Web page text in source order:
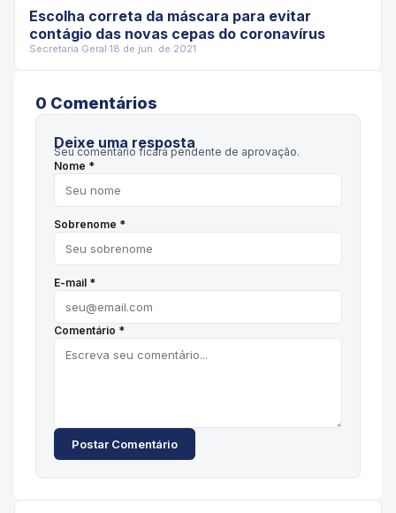
Escolha correta da máscara para evitar
contágio das novas cepas do coronavírus
Secretaria Geral·18 de jun. de 2021
0 Comentários
Deixe uma resposta
Seu comentário ficará pendente de aprovação.
Nome *
Sobrenome *
E-mail *
Comentário *
Postar Comentário